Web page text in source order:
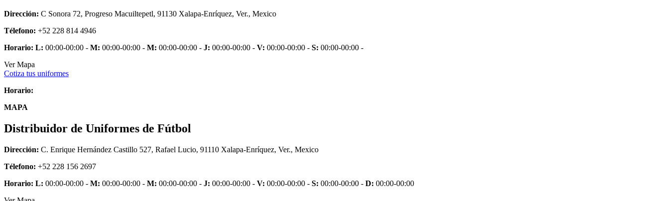
Dirección: C Sonora 72, Progreso Macuiltepetl, 91130 Xalapa-Enríquez, Ver., Mexico
Télefono: +52 228 814 4946
Horario: L: 00:00-00:00 - M: 00:00-00:00 - M: 00:00-00:00 - J: 00:00-00:00 - V: 00:00-00:00 - S: 00:00-00:00 -
Ver Mapa
Cotiza tus uniformes
Horario:
MAPA
Distribuidor de Uniformes de Fútbol
Dirección: C. Enrique Hernández Castillo 527, Rafael Lucio, 91110 Xalapa-Enríquez, Ver., Mexico
Télefono: +52 228 156 2697
Horario: L: 00:00-00:00 - M: 00:00-00:00 - M: 00:00-00:00 - J: 00:00-00:00 - V: 00:00-00:00 - S: 00:00-00:00 - D: 00:00-00:00